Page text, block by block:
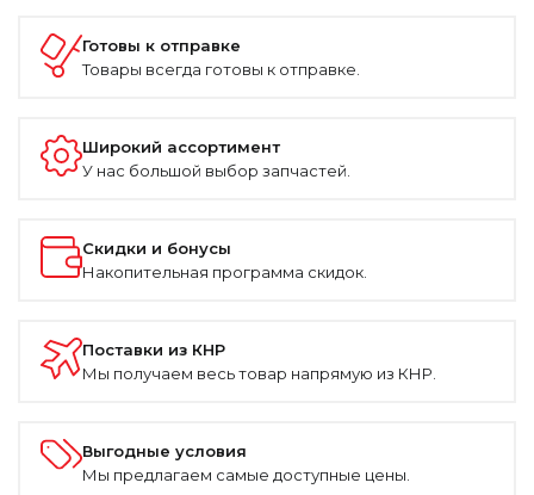
Готовы к отправке
Товары всегда готовы к отправке.
Широкий ассортимент
У нас большой выбор запчастей.
Скидки и бонусы
Накопительная программа скидок.
Поставки из КНР
Мы получаем весь товар напрямую из КНР.
Выгодные условия
Мы предлагаем самые доступные цены.